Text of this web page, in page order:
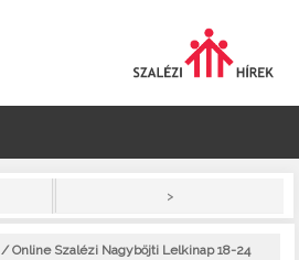
>
/ Online Szalézi Nagyböjti Lelkinap 18-24